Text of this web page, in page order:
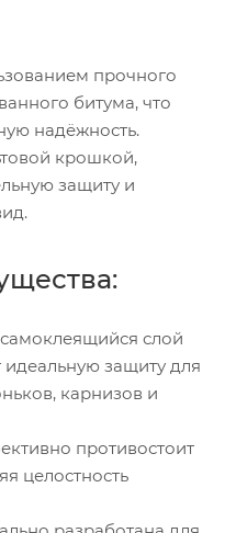
прочного
битума, что
надёжность.
крошкой,
защиту и
слой
защиту для
карнизов и
противостоит
целостность